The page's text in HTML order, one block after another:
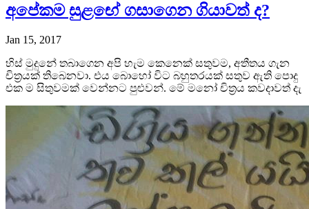
අපේකම සුළඟේ ගසාගෙන ගියාවත් ද?
Jan 15, 2017
හිස් මුදුනේ තබාගෙන අපි හැම කෙනෙක් සතුවම, අතීතය ගැන
චිත්‍රයක් තිබෙනවා. එය බොහෝ විට බහුතරයක් සතුව ඇති පොදු
එක ම සිතුවමක් වෙන්නට පුළුවන්. මේ මනෝ චිත්‍රය කවදාවත් දැ